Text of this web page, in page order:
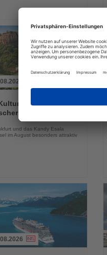
und Vielfalt in
Urlauber
und das Kandy Esala
im August besonders attraktiv